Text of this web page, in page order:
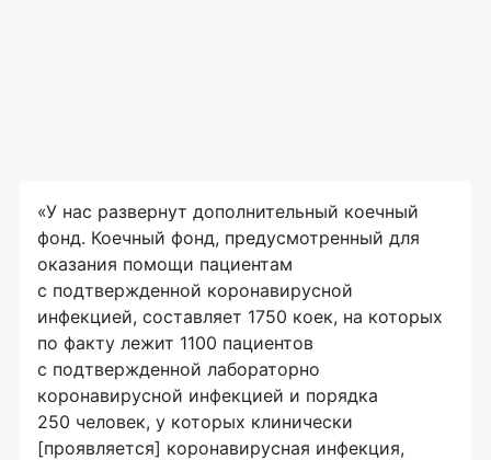
«У нас развернут дополнительный коечный
фонд. Коечный фонд, предусмотренный для
оказания помощи пациентам
с подтвержденной коронавирусной
инфекцией, составляет 1750 коек, на которых
по факту лежит 1100 пациентов
с подтвержденной лабораторно
коронавирусной инфекцией и порядка
250 человек, у которых клинически
[проявляется] коронавирусная инфекция,